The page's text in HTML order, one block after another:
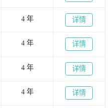
4 年 详情
4 年 详情
4 年 详情
4 年 详情